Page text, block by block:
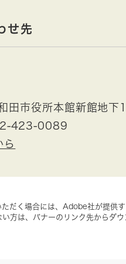
せ先
市役所本館新館地下1
423-0089
ら
ただく場合には、Adobe社が提供
方は、バナーのリンク先からダウ